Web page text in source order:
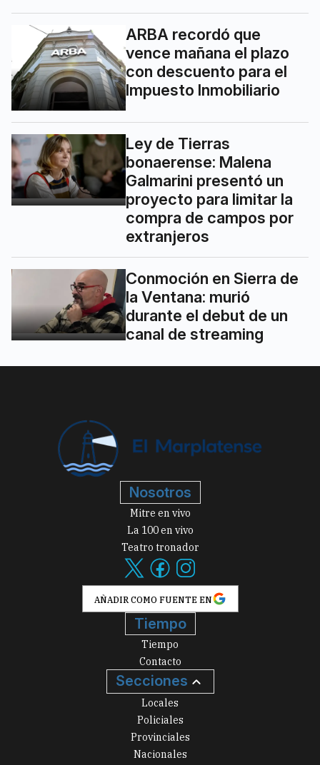
ARBA recordó que
vence mañana el plazo
con descuento para el
Impuesto Inmobiliario
Ley de Tierras
bonaerense: Malena
Galmarini presentó un
proyecto para limitar la
compra de campos por
extranjeros
Conmoción en Sierra de
la Ventana: murió
durante el debut de un
canal de streaming
Nosotros
Mitre en vivo
La 100 en vivo
Teatro tronador
AÑADIR COMO FUENTE EN
Tiempo
Tiempo
Contacto
Secciones
Locales
Policiales
Provinciales
Nacionales